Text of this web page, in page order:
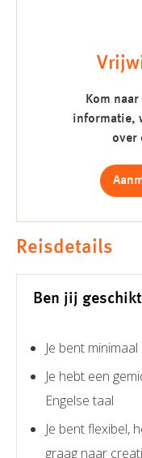
Kom
informatie,
over
Reisdetails
Ben jij
Je bent
Je hebt een
Engelse taal
Je bent flexibel,
graag naar